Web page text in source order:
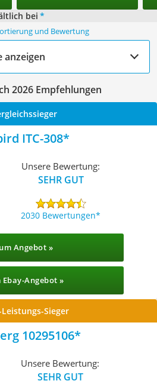
bei *
und Bewertung
anzeigen
2026 Empfehlungen
ITC-308
Unsere Bewertung:
SEHR GUT
2030 Bewertungen
Angebot »
Ebay-Angebot »
Leistungs-Sieger
10295106
Unsere Bewertung:
SEHR GUT